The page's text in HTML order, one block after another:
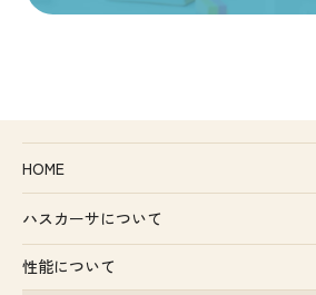
HOME
ハスカーサについて
性能について